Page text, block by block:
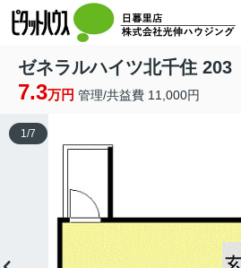
ゼネラルハイツ北千住 203
7.3万円 管理/共益費 11,000円
1/7